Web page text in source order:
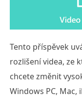
Tento příspěvek
rozlišení videa, ze
chcete změnit
Windows PC, Mac,